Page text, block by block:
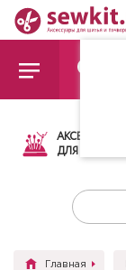
АКСЕССУАРЫ
ДЛЯ ШИТЬЯ
Главная